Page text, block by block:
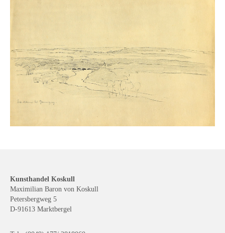
Richild Holt – Farbe und Linie
Theodor Zeller (1900-1986) Maler und
Visionär
Walter Becker (1893-1984) Malerei und Grafik
Der Maler Richard Sprick (1901-1976)
Publikationsliste
Über Uns
Kunsthandel Koskull
Maximilian Baron von Koskull
Petersbergweg 5
D-91613 Marktbergel